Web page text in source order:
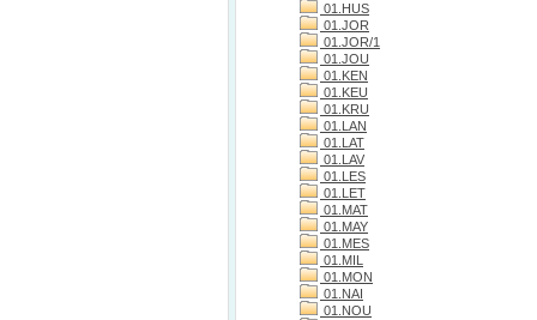
01.HUS
01.JOR
01.JOR/1
01.JOU
01.KEN
01.KEU
01.KRU
01.LAN
01.LAT
01.LAV
01.LES
01.LET
01.MAT
01.MAY
01.MES
01.MIL
01.MON
01.NAI
01.NOU